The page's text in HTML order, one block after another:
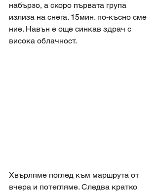
набързо, а скоро първата група
излиза на снега. 15мин. по-късно сме
ние. Навън е още синкав здрач с
висока облачност.
Хвърляме поглед към маршрута от
вчера и потегляме. Следва кратко